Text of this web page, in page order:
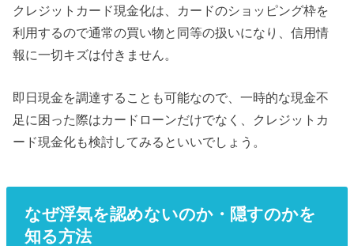
クレジットカード現金化は、カードのショッピング枠を
利用するので通常の買い物と同等の扱いになり、信用情
報に一切キズは付きません。
即日現金を調達することも可能なので、一時的な現金不
足に困った際はカードローンだけでなく、クレジットカ
ード現金化も検討してみるといいでしょう。
なぜ浮気を認めないのか・隠すのかを
知る方法